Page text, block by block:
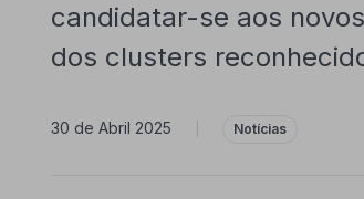
candidatar-se aos
dos clusters
30 de Abril 2025 Notícias